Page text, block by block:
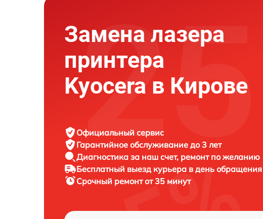
Замена лазера
принтера
Kyocera в Кирове
Официальный сервис
Гарантийное обслуживание до 3 лет
Диагностика за наш счет, ремонт по желанию
Бесплатный выезд курьера в день обращения
Срочный ремонтот 35 минут